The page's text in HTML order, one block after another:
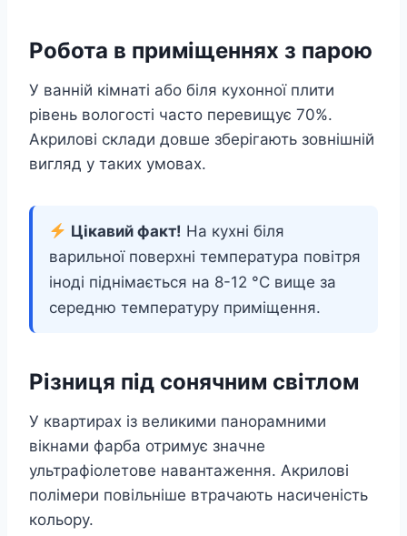
Робота в приміщеннях з парою
У ванній кімнаті або біля кухонної плити
рівень вологості часто перевищує 70%.
Акрилові склади довше зберігають зовнішній
вигляд у таких умовах.
Цікавий факт! На кухні біля
варильної поверхні температура повітря
іноді піднімається на 8-12 °C вище за
середню температуру приміщення.
Різниця під сонячним світлом
У квартирах із великими панорамними
вікнами фарба отримує значне
ультрафіолетове навантаження. Акрилові
полімери повільніше втрачають насиченість
кольору.